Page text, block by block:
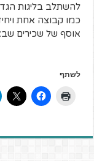
להשתלב בליגות
כמו קבוצה אחת
אוסף של שכירים
לשתף